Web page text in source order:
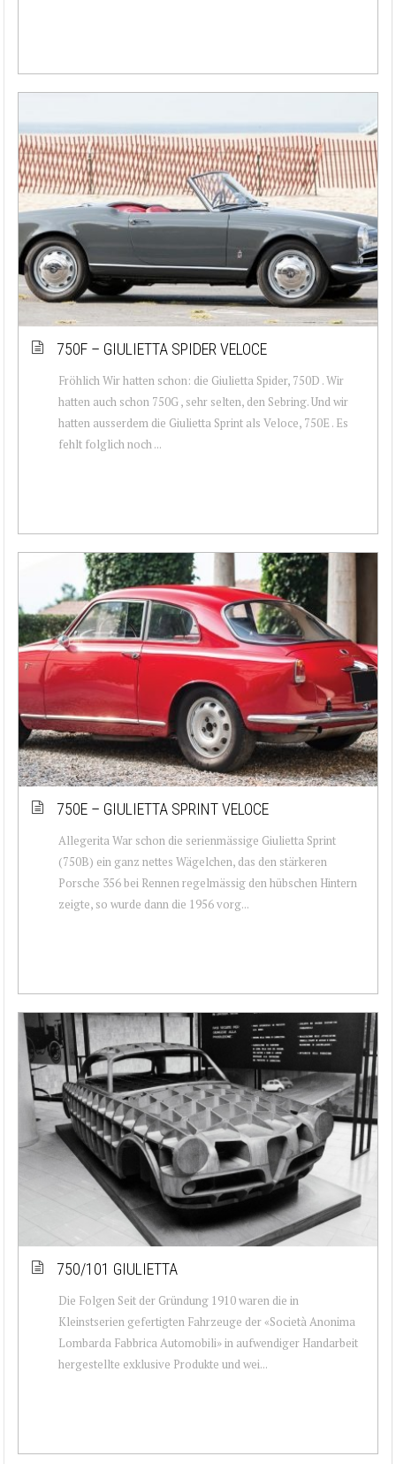
750F – GIULIETTA SPIDER VELOCE
Fröhlich Wir hatten schon: die Giulietta Spider, 750D . Wir
hatten auch schon 750G , sehr selten, den Sebring. Und wir
hatten ausserdem die Giulietta Sprint als Veloce, 750E . Es
fehlt folglich noch ...
750E – GIULIETTA SPRINT VELOCE
Allegerita War schon die serienmässige Giulietta Sprint
(750B) ein ganz nettes Wägelchen, das den stärkeren
Porsche 356 bei Rennen regelmässig den hübschen Hintern
zeigte, so wurde dann die 1956 vorg...
750/101 GIULIETTA
Die Folgen Seit der Gründung 1910 waren die in
Kleinstserien gefertigten Fahrzeuge der «Società Anonima
Lombarda Fabbrica Automobili» in aufwendiger Handarbeit
hergestellte exklusive Produkte und wei...